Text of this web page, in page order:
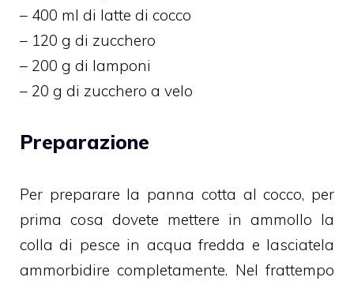
– 400 ml di latte di cocco
– 120 g di zucchero
– 200 g di lamponi
– 20 g di zucchero a velo
Preparazione
Per preparare la panna cotta al cocco, per
prima cosa dovete mettere in ammollo la
colla di pesce in acqua fredda e lasciatela
ammorbidire completamente. Nel frattempo